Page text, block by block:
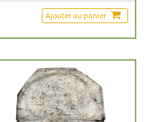
Ajouter au panier